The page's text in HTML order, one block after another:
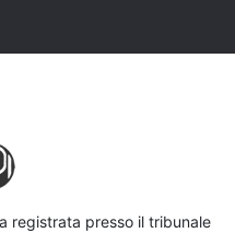
registrata presso il tribunale